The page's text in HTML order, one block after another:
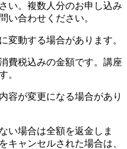
い。複数人分のお申し込み
い合わせください。
動する場合があります。
費税込みの金額です。講座
。
容が変更になる場合があり
い場合は全額を返金しま
キャンセルされた場合は、